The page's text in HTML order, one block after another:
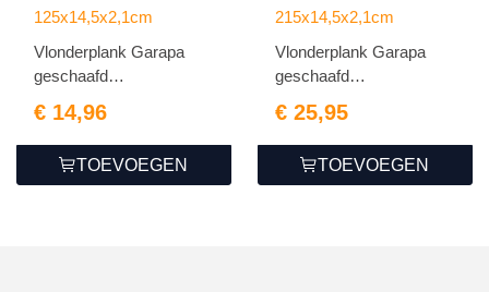
2.1x14.5x125cm
125x14,5x2,1cm
Vlonderplank Garapa
geschaafd
€ 14,96
TOEVOEGEN
2.1x14.5x215cm
215x14,5x2,1cm
Vlonderplank Garapa
geschaafd
€ 25,95
TOEVOEGEN